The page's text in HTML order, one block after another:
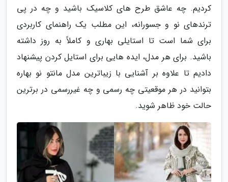
کردیم. چه عاشق طرح های کلاسیک باشید و چه در پی
ترندهای نو و جسورانه، این مطلب یک راهنمای کاربردی
برای شما است تا استایلی بهاری و کاملاً به روز داشته
باشید. برای هر مدل، ایده هایی برای استایل کردن پیشنهاد
دادیم تا علاوه بر آشنایی با زیباترین مدل مانتو نو بهاره
بتوانید در هر موقعیتی چه رسمی و چه غیررسمی در برترین
حالت خود ظاهر شوید.